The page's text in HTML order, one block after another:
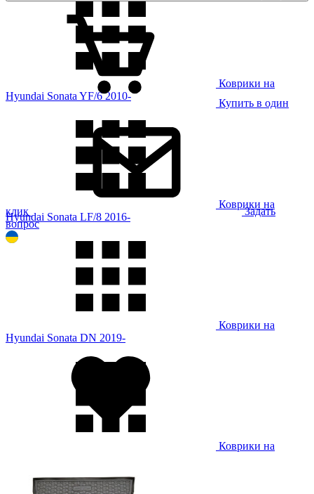
Коврики на
Hyundai Sonata YF/6 2010-
Коврики на
Hyundai Sonata LF/8 2016-
Коврики на
Hyundai Sonata DN 2019-
Коврики на
Купить в один
клик
Задать
вопрос